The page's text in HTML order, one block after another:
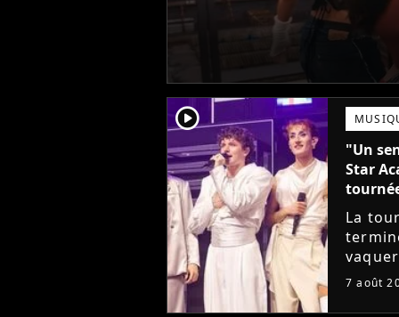
player2
"Un
Star
La
cet
7 août